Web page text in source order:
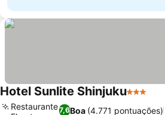
Hotel Sunlite Shinjuku3 Estrelas
7,6Boa (4.771 pontuações)
Restaurante